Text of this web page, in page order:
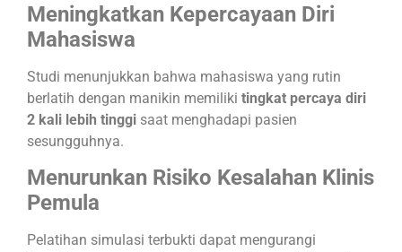
Meningkatkan Kepercayaan Diri
Mahasiswa
Studi menunjukkan bahwa mahasiswa yang rutin
berlatih dengan manikin memiliki tingkat percaya diri
2 kali lebih tinggi saat menghadapi pasien
sesungguhnya.
Menurunkan Risiko Kesalahan Klinis
Pemula
Pelatihan simulasi terbukti dapat mengurangi